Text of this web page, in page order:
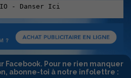
Facebook. Pour ne rien manquer
abonne-toi à notre infolettre :